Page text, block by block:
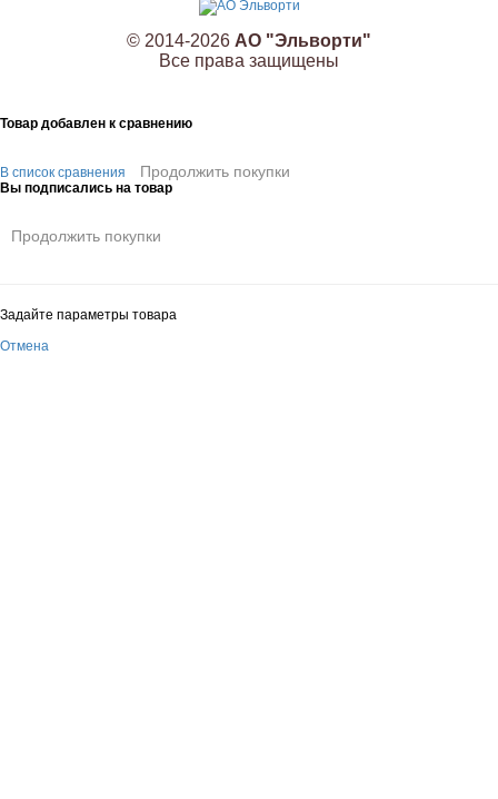
© 2014-2026 АО "Эльворти"
Все права защищены
Товар добавлен к сравнению
В список сравнения Продолжить покупки
Вы подписались на товар
Продолжить покупки
Задайте параметры товара
Отмена